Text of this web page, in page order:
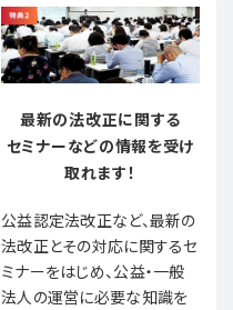
最新の法改正に関する
セミナーなどの情報を受け
取れます！
公益認定法改正など、最新の
法改正とその対応に関するセ
ミナーをはじめ、公益・一般
法人の運営に必要な知識を